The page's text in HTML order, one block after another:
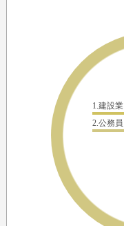
1.建設業
2.公務員